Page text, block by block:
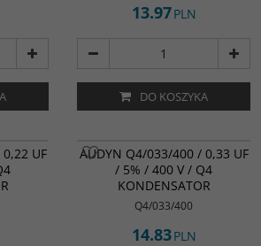
13.97PLN
DO KOSZYKA
UF
AUDYN Q4/033/400 / 0,33 UF
/ 5% / 400 V / Q4
KONDENSATOR
Q4/033/400
14.83PLN